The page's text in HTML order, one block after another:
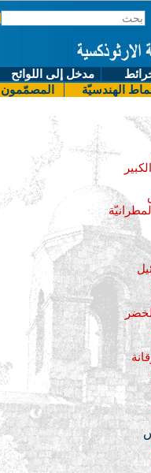
مدخل إلى اللوائح
الهندسيّة المصمّمون